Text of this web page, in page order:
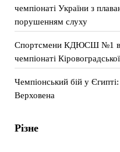
чемпіонаті України з
порушенням слуху
Спортсмени КДЮСШ №1
чемпіонаті
Чемпіонський бій у
Верховена
Різне